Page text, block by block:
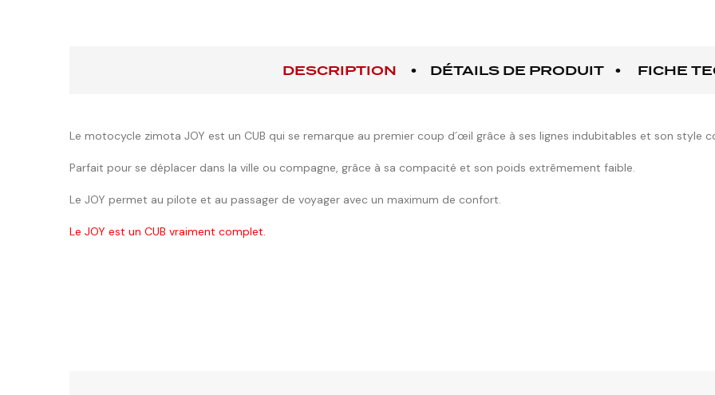
DESCRIPTION DÉTAILS DE PRODUIT FICHE
Le motocycle zimota JOY est un CUB qui se remarque au premier coup d´œil grâce à ses lignes indubitables et son style
Parfait pour se déplacer dans la ville ou compagne, grâce à sa compacité et son poids extrêmement faible.
Le JOY permet au pilote et au passager de voyager avec un maximum de confort.
Le JOY est un CUB vraiment complet.